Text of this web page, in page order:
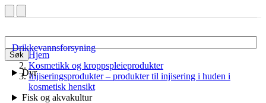
Søk
Drikkevannsforsyning
Dyr
Fisk og akvakultur
Hjem
Kosmetikk og kroppspleieprodukter
Injiseringsprodukter – produkter til injisering i huden i
kosmetisk hensikt